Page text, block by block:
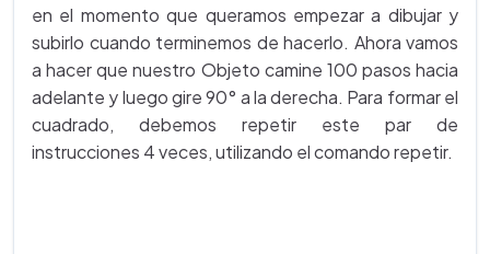
en el momento que queramos empezar a dibujar y
subirlo cuando terminemos de hacerlo. Ahora vamos
a hacer que nuestro Objeto camine 100 pasos hacia
adelante y luego gire 90° a la derecha. Para formar el
cuadrado, debemos repetir este par de
instrucciones 4 veces, utilizando el comando repetir.